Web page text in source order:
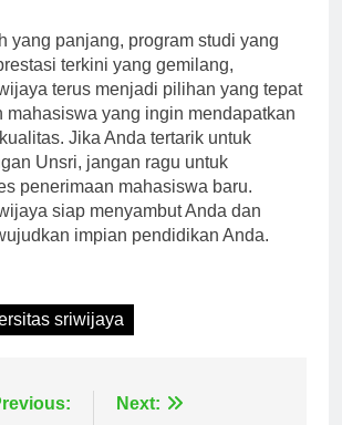
yang panjang, program studi yang
terkini yang gemilang,
terus menjadi pilihan yang tepat
mahasiswa yang ingin mendapatkan
Jika Anda tertarik untuk
Unsri, jangan ragu untuk
penerimaan mahasiswa baru.
siap menyambut Anda dan
impian pendidikan Anda.
sriwijaya
Next: